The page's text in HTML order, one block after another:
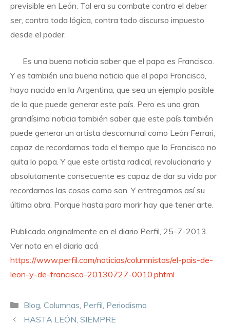
previsible en León. Tal era su combate contra el deber
ser, contra toda lógica, contra todo discurso impuesto
desde el poder.
Es una buena noticia saber que el papa es Francisco.
Y es también una buena noticia que el papa Francisco,
haya nacido en la Argentina, que sea un ejemplo posible
de lo que puede generar este país. Pero es una gran,
grandísima noticia también saber que este país también
puede generar un artista descomunal como León Ferrari,
capaz de recordarnos todo el tiempo que lo Francisco no
quita lo papa. Y que este artista radical, revolucionario y
absolutamente consecuente es capaz de dar su vida por
recordarnos las cosas como son. Y entregarnos así su
última obra. Porque hasta para morir hay que tener arte.
Publicada originalmente en el diario Perfil, 25-7-2013.
Ver nota en el diario acá
https://www.perfil.com/noticias/columnistas/el-pais-de-
leon-y-de-francisco-20130727-0010.phtml
Blog, Columnas, Perfil, Periodismo
HASTA LEÓN, SIEMPRE